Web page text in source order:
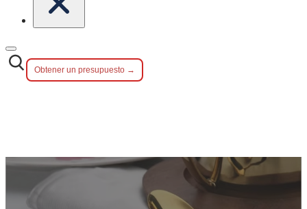
Obtener un presupuesto →